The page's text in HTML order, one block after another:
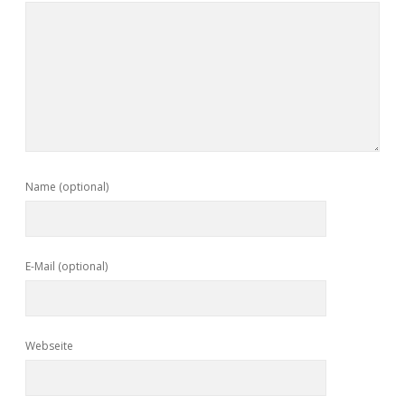
Name (optional)
E-Mail (optional)
Webseite